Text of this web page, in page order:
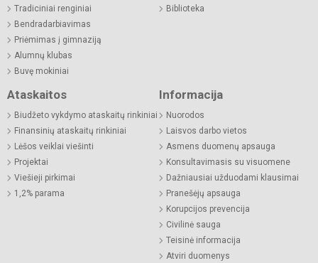
Tradiciniai renginiai
Bendradarbiavimas
Priėmimas į gimnaziją
Alumnų klubas
Buvę mokiniai
Biblioteka
Ataskaitos
Biudžeto vykdymo ataskaitų rinkiniai
Finansinių ataskaitų rinkiniai
Lėšos veiklai viešinti
Projektai
Viešieji pirkimai
1,2% parama
Informacija
Nuorodos
Laisvos darbo vietos
Asmens duomenų apsauga
Konsultavimasis su visuomene
Dažniausiai užduodami klausimai
Pranešėjų apsauga
Korupcijos prevencija
Civilinė sauga
Teisinė informacija
Atviri duomenys